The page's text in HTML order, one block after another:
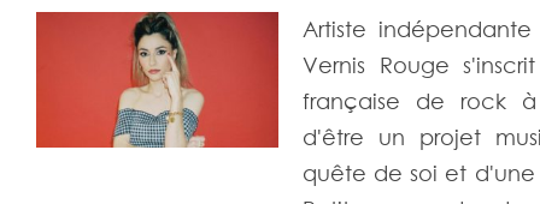
Artiste
Vernis Rouge
française de rock
d'être un projet
quête de soi et